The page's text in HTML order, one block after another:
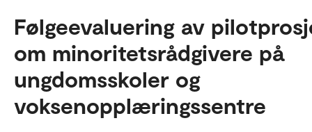
Følgeevaluering av
om minoritetsrådgivere på
ungdomsskoler og
voksenopplæringssentre